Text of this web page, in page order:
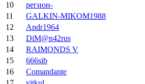
10
регион-
11
GALKIN-MIKOM1988
12
Andr1964
13
DiM@n42rus
14
RAIMONDS V
15
666sib
16
Comandante